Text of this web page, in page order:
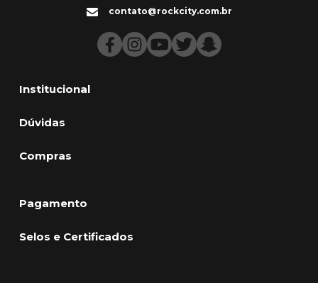
Institucional
Dúvidas
Compras
contato@rockcity.com.br
Pagamento
Selos e Certificados